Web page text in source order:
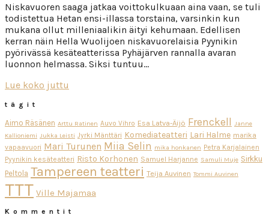
Niskavuoren saaga jatkaa voittokulkuaan aina vaan, se tuli
todistettua Hetan ensi-illassa torstaina, varsinkin kun
mukana ollut milleniaalikin äityi kehumaan. Edellisen
kerran näin Hella Wuolijoen niskavuorelaisia Pyynikin
pyörivässä kesäteatterissa Pyhäjärven rannalla avaran
luonnon helmassa. Siksi tuntuu…
Lue koko juttu
tägit
Aimo Räsänen Arttu Ratinen Auvo Vihro Esa Latva-Äijö Frenckell
Janne
Kallioniemi
Jukka Leisti Jyrki Mänttäri Komediateatteri Lari Halme marika
vapaavuori Mari Turunen Miia Selin mika honkanen Petra Karjalainen
Pyynikin kesäteatteri Risto Korhonen Samuel Harjanne Samuli Muje Sirkku
Peltola Tampereen teatteri Teija Auvinen Tommi Auvinen
TTT Ville Majamaa
Kommentit